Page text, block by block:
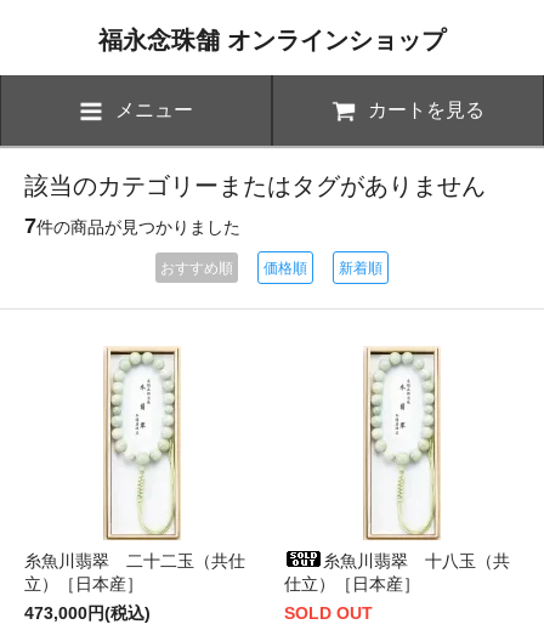
福永念珠舗 オンラインショップ
メニュー カートを見る
該当のカテゴリーまたはタグがありません
7件の商品が見つかりました
おすすめ順 価格順 新着順
糸魚川翡翠 二十二玉（共仕
立）［日本産］
473,000円(税込)
糸魚川翡翠 十八玉（共
仕立）［日本産］
SOLD OUT